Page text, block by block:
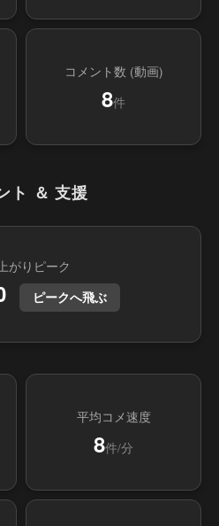
コメント数 (動画)
8件
ト ＆ 支援
がりピーク
ピークへ飛ぶ
平均コメ速度
8件/分